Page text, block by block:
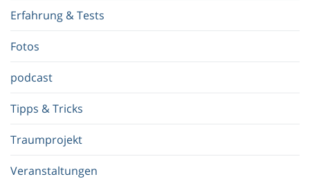
f
.
.
.
Erfahrung & Tests
Fotos
podcast
Tipps & Tricks
Traumprojekt
Veranstaltungen